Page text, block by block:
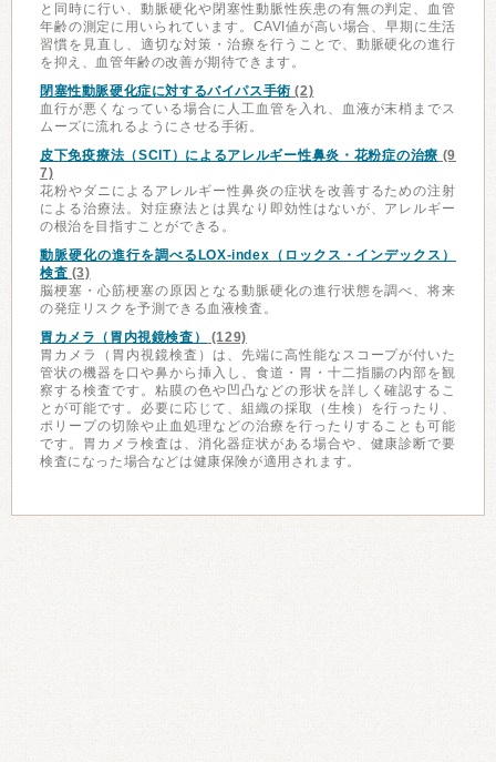
と同時に行い、動脈硬化や閉塞性動脈性疾患の有無の判定、血管
年齢の測定に用いられています。CAVI値が高い場合、早期に生活
習慣を見直し、適切な対策・治療を行うことで、動脈硬化の進行
を抑え、血管年齢の改善が期待できます。
閉塞性動脈硬化症に対するバイパス手術 (2)
血行が悪くなっている場合に人工血管を入れ、血液が末梢までス
ムーズに流れるようにさせる手術。
皮下免疫療法（SCIT）によるアレルギー性鼻炎・花粉症の治療 (9
7)
花粉やダニによるアレルギー性鼻炎の症状を改善するための注射
による治療法。対症療法とは異なり即効性はないが、アレルギー
の根治を目指すことができる。
動脈硬化の進行を調べるLOX-index（ロックス・インデックス）
検査 (3)
脳梗塞・心筋梗塞の原因となる動脈硬化の進行状態を調べ、将来
の発症リスクを予測できる血液検査。
胃カメラ（胃内視鏡検査）
(129)
胃カメラ（胃内視鏡検査）は、先端に高性能なスコープが付いた
管状の機器を口や鼻から挿入し、食道・胃・十二指腸の内部を観
察する検査です。粘膜の色や凹凸などの形状を詳しく確認するこ
とが可能です。必要に応じて、組織の採取（生検）を行ったり、
ポリープの切除や止血処理などの治療を行ったりすることも可能
です。胃カメラ検査は、消化器症状がある場合や、健康診断で要
検査になった場合などは健康保険が適用されます。